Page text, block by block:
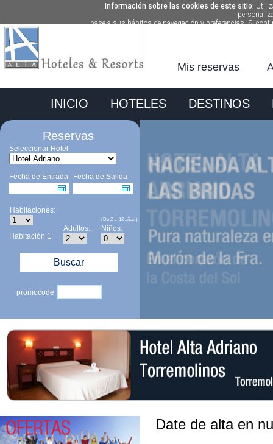
Información sobre las cookies de este sitio:
base a sus hábitos de navegación y preferencias. Si
Mis reservas
INICIO HOTELES DESTINOS
Reservas
Seleccionar Hotel
Fecha de Entrada Fecha de Salida
Habitaciones:
Habitación 1:
Adultos:
(De 2 a 12 años )
Niños:
promocode
Buscar
Date de alta en